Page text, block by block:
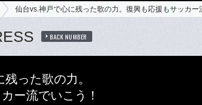
仙台vs.神戸で心に残った歌の力。復興も応援もサッカー
BACK NUMBER
った歌の力。
ー流でいこう！